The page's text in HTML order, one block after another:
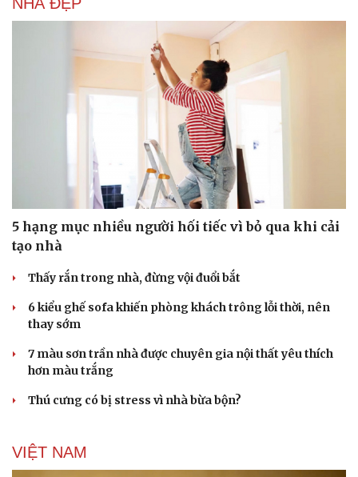
5 hạng mục nhiều người hối tiếc vì bỏ qua khi cải
tạo nhà
Thấy rắn trong nhà, đừng vội đuổi bắt
6 kiểu ghế sofa khiến phòng khách trông lỗi thời, nên
thay sớm
7 màu sơn trần nhà được chuyên gia nội thất yêu thích
hơn màu trắng
Thú cưng có bị stress vì nhà bừa bộn?
VIỆT NAM